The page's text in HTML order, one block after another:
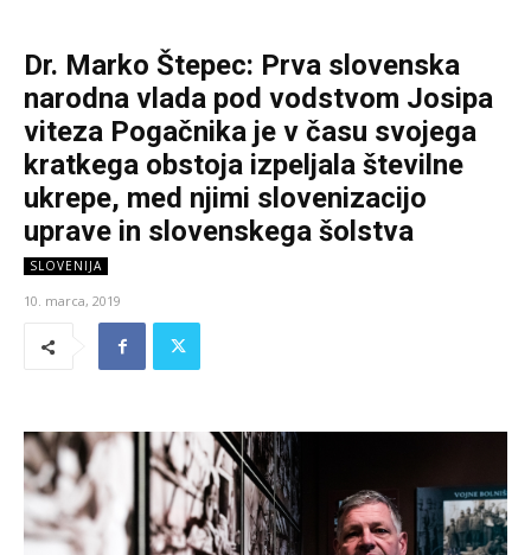
Dr. Marko Štepec: Prva slovenska
narodna vlada pod vodstvom Josipa
viteza Pogačnika je v času svojega
kratkega obstoja izpeljala številne
ukrepe, med njimi slovenizacijo
uprave in slovenskega šolstva
SLOVENIJA
10. marca, 2019